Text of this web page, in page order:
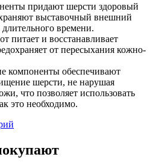
придают шерсти здоровый
выставочный внешний
времени.
питает и восстанавливает
от пересыхания кожно-
компоненты обеспечивают
шерсти, не нарушая
что позволяет использовать
это необходимо.